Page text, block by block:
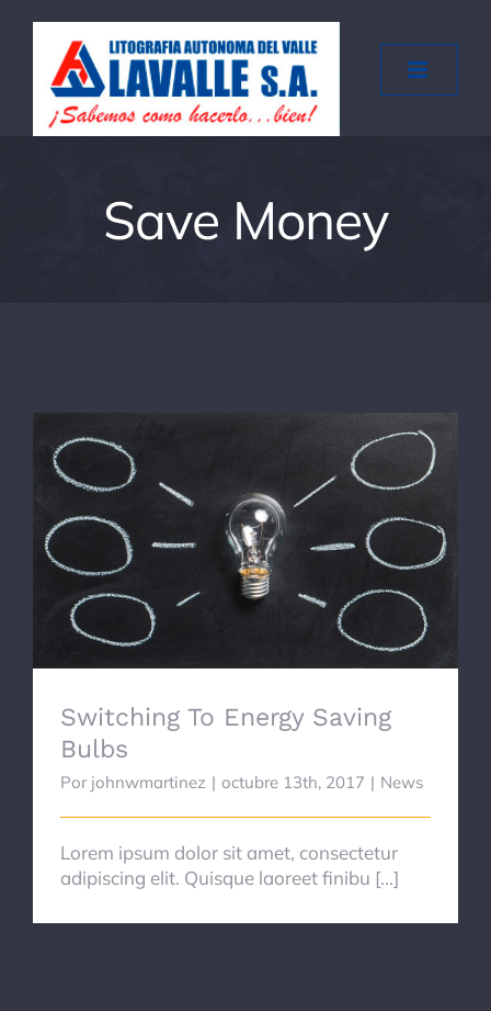
contenido
Save Money
Switching To Energy
Saving Bulbs
Switching To Energy Saving
Bulbs
Por johnwmartinez | octubre 13th, 2017 | News
Lorem ipsum dolor sit amet, consectetur
adipiscing elit. Quisque laoreet finibu [...]